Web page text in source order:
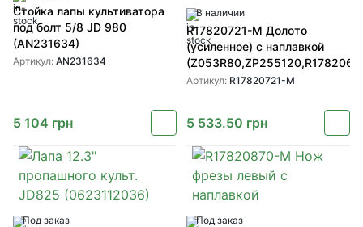
Стойка лапы культиватора
под болт 5/8 JD 980
(AN231634)
Артикул: AN231634
5 104 грн
В наличии
R17820721-M Долото
(усиленное) с наплавкой
Артикул: R17820721-M
5 533.50 грн
Под заказ Под заказ